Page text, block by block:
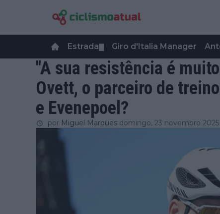
Estrada Giro d'Italia Manager
"A sua resistência é
Ovett, o parceiro de
e Evenepoel?
por Miguel Marques domingo, 23 novembro